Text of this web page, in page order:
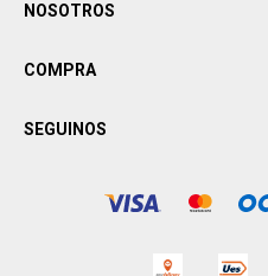
NOSOTROS
COMPRA
SEGUINOS